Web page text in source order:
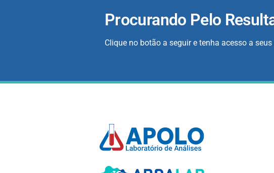
Procurando Pelo
Clique no botão a seguir e tenha acesso a